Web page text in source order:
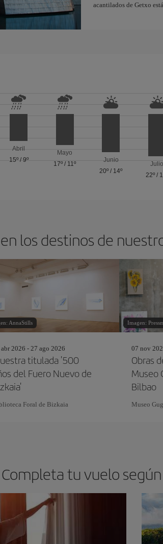
acantilados de Getxo
Abril
15º/ 9º
Mayo
17º / 11º
Junio
20º / 14º
Julio
22º/
los destinos de
AnnaStills
abr 2026 - 27 ago 2026
titulada '500
del Fuero Nuevo de
Foral de Bizkaia
Imagen:
07 nov
Obras
Museo
Bilbao
Museo
Completa tu vuelo